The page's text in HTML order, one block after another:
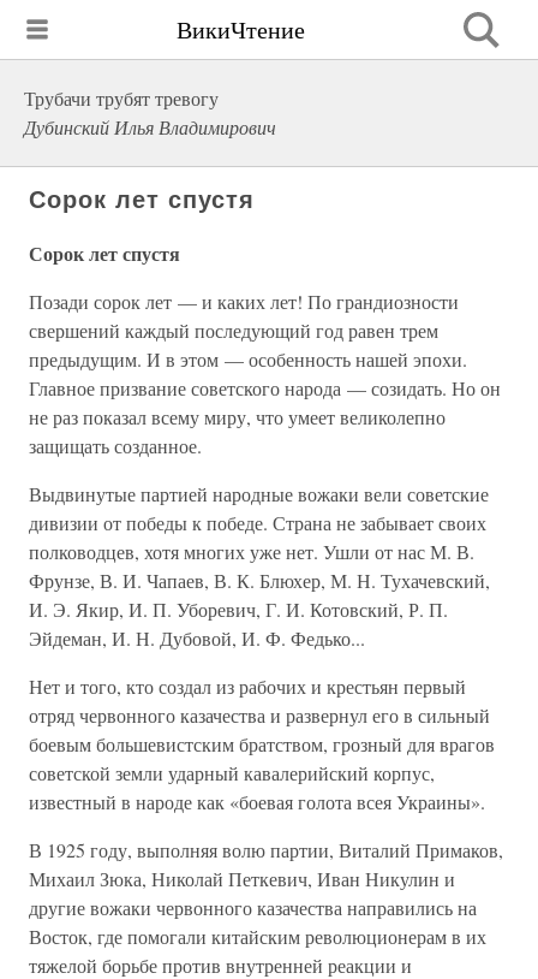
ВикиЧтение
Трубачи трубят тревогу
Дубинский Илья Владимирович
Сорок лет спустя
Сорок лет спустя
Позади сорок лет — и каких лет! По грандиозности
свершений каждый последующий год равен трем
предыдущим. И в этом — особенность нашей эпохи.
Главное призвание советского народа — созидать. Но он
не раз показал всему миру, что умеет великолепно
защищать созданное.
Выдвинутые партией народные вожаки вели советские
дивизии от победы к победе. Страна не забывает своих
полководцев, хотя многих уже нет. Ушли от нас М. В.
Фрунзе, В. И. Чапаев, В. К. Блюхер, М. Н. Тухачевский,
И. Э. Якир, И. П. Уборевич, Г. И. Котовский, Р. П.
Эйдеман, И. Н. Дубовой, И. Ф. Федько...
Нет и того, кто создал из рабочих и крестьян первый
отряд червонного казачества и развернул его в сильный
боевым большевистским братством, грозный для врагов
советской земли ударный кавалерийский корпус,
известный в народе как «боевая голота всея Украины».
В 1925 году, выполняя волю партии, Виталий Примаков,
Михаил Зюка, Николай Петкевич, Иван Никулин и
другие вожаки червонного казачества направились на
Восток, где помогали китайским революционерам в их
тяжелой борьбе против внутренней реакции и